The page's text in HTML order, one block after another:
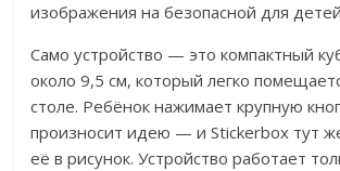
изображения на безопасной для
Само устройство — это компактный
около 9,5 см, который легко
столе. Ребёнок нажимает крупную
произносит идею — и Stickerbox тут
её в рисунок. Устройство работает